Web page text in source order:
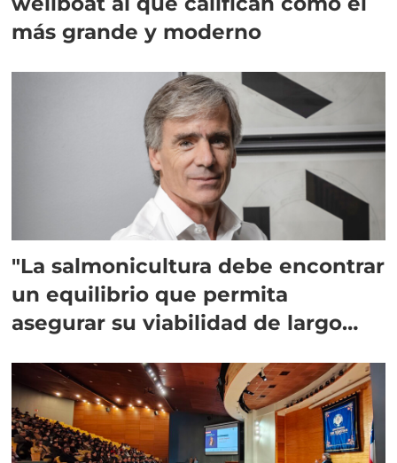
más grande y moderno
"La salmonicultura debe encontrar
un equilibrio que permita
asegurar su viabilidad de largo